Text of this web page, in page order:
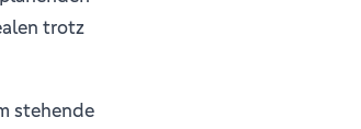
trotz
stehende